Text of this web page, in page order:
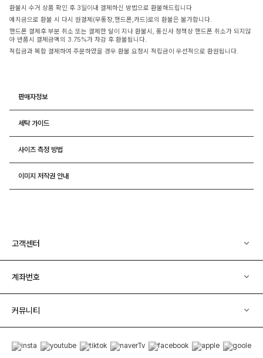
환불시 수거 상품 확인 후 3일이내 결제하신 방법으로 환불해드립니다
예치금으로 환불 시 다시 원결제(무통장,핸드폰,카드)로의 환불은 불가합니다.
핸드폰 결제후 부분 취소 또는 결제한 달이 지나 환불시, 통신사 정책상 핸드폰 취소가 되지않
아 반품시 결제금액의 3.75%가 차감 후 환불됩니다.
적립금과 복합 결제하여 주문하였을 경우 환불 요청시 적립금이 우선적으로 환원됩니다.
판매자정보
세탁 가이드
사이즈 측정 방법
이미지 저작권 안내
고객센터
계좌번호
커뮤니티